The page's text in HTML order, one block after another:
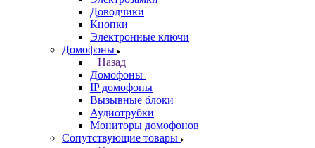
Доводчики
Кнопки
Электронные ключи
Домофоны
Назад
Домофоны
IP домофоны
Вызывные блоки
Аудиотрубки
Мониторы домофонов
Сопутствующие товары